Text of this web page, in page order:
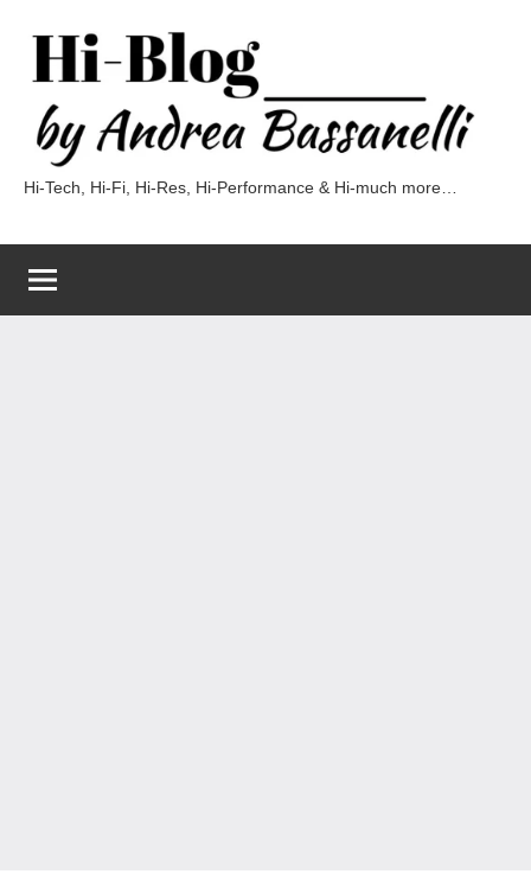
contenuto
Blog
by
Hi-Tech, Hi-Fi, Hi-Res, Hi-Performance & Hi-much more…